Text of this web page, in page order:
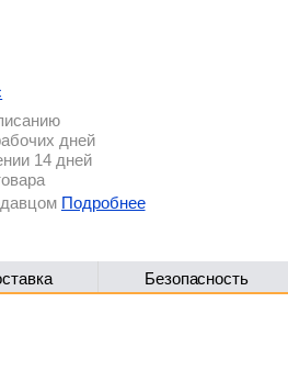
дней
14 дней
Подробнее
Безопасность